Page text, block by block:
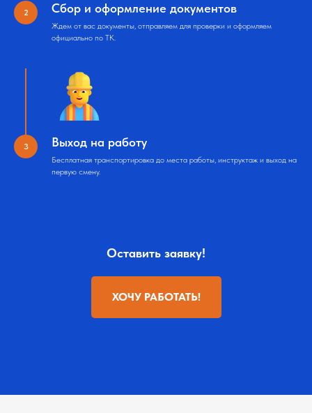
Сбор и оформление документов
Ждем от вас документы, отправляем для проверки и оформляем
официально по ТК.
Выход на работу
Бесплатная транспортировка до места работы, инструктаж и выход на
первую смену.
Оставить заявку!
ХОЧУ РАБОТАТЬ!